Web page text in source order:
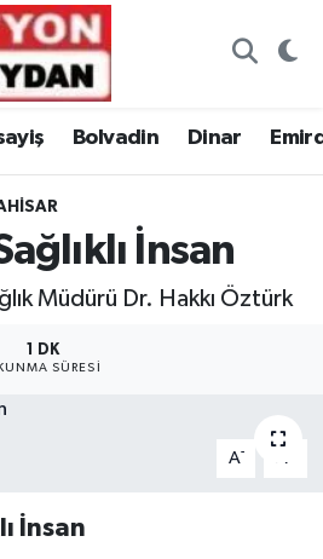
Bolvadin Dinar
İnsan
Müdürü Dr. Hakkı Öztürk
1 DK
SÜRESI
A-
İnsan
ve Fikstür